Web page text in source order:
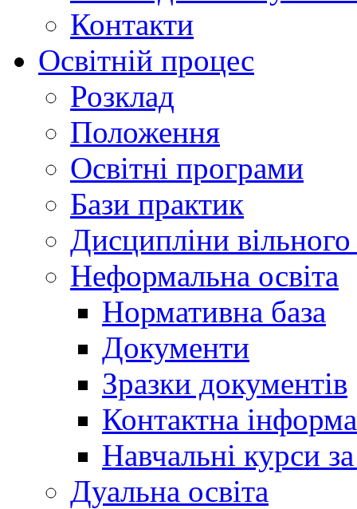
Контакти
Освітній процес
Розклад
Положення
Освітні програми
Бази практик
Дисципліни
Неформальна освіта
Нормативна база
Документи
Зразки документів
Контактна
Навчальні курси
Дуальна освіта